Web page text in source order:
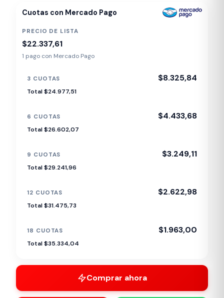
Cuotas con Mercado Pago
PRECIO DE LISTA
$22.337,61
1 pago con Mercado Pago
3 CUOTAS $8.325,84
Total $24.977,51
6 CUOTAS $4.433,68
Total $26.602,07
9 CUOTAS $3.249,11
Total $29.241,96
12 CUOTAS $2.622,98
Total $31.475,73
18 CUOTAS $1.963,00
Total $35.334,04
Comprar ahora